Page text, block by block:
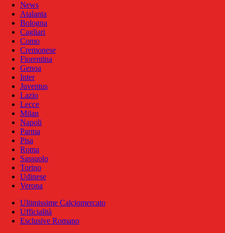
News
Atalanta
Bologna
Cagliari
Como
Cremonese
Fiorentina
Genoa
Inter
Juventus
Lazio
Lecce
Milan
Napoli
Parma
Pisa
Roma
Sassuolo
Torino
Udinese
Verona
Ultimissime Calciomercato
Ufficialità
Esclusive Romano